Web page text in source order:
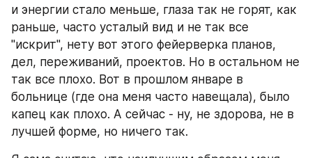
и энергии стало меньше, глаза так не горят, как
раньше, часто усталый вид и не так все
"искрит", нету вот этого фейерверка планов,
дел, переживаний, проектов. Но в остальном не
так все плохо. Вот в прошлом январе в
больнице (где она меня часто навещала), было
капец как плохо. А сейчас - ну, не здорова, не в
лучшей форме, но ничего так.